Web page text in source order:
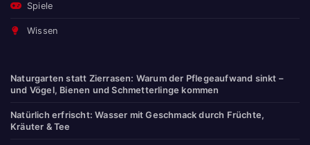
Spiele
Wissen
Naturgarten statt Zierrasen: Warum der Pflegeaufwand sinkt –
und Vögel, Bienen und Schmetterlinge kommen
Natürlich erfrischt: Wasser mit Geschmack durch Früchte,
Kräuter & Tee